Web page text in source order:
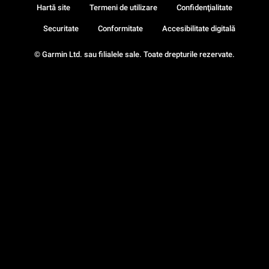
© Garmin Ltd. sau filialele sale. Toate drepturile rezervate.
Hartă site Termeni de utilizare Confidenţialitate
Securitate Conformitate Accesibilitate digitală